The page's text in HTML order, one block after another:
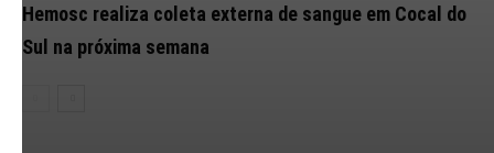
Hemosc realiza coleta externa de sangue em Cocal do
Sul na próxima semana